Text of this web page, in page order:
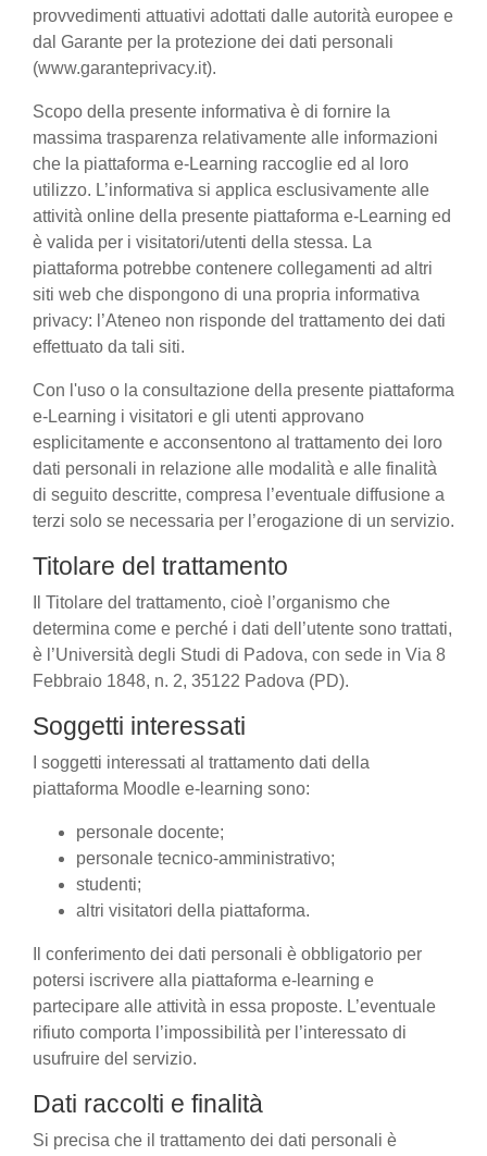
provvedimenti attuativi adottati dalle autorità europee e
dal Garante per la protezione dei dati personali
(www.garanteprivacy.it).
Scopo della presente informativa è di fornire la
massima trasparenza relativamente alle informazioni
che la piattaforma e-Learning raccoglie ed al loro
utilizzo. L’informativa si applica esclusivamente alle
attività online della presente piattaforma e-Learning ed
è valida per i visitatori/utenti della stessa. La
piattaforma potrebbe contenere collegamenti ad altri
siti web che dispongono di una propria informativa
privacy: l’Ateneo non risponde del trattamento dei dati
effettuato da tali siti.
Con l'uso o la consultazione della presente piattaforma
e-Learning i visitatori e gli utenti approvano
esplicitamente e acconsentono al trattamento dei loro
dati personali in relazione alle modalità e alle finalità
di seguito descritte, compresa l’eventuale diffusione a
terzi solo se necessaria per l’erogazione di un servizio.
Titolare del trattamento
Il Titolare del trattamento, cioè l’organismo che
determina come e perché i dati dell’utente sono trattati,
è l’Università degli Studi di Padova, con sede in Via 8
Febbraio 1848, n. 2, 35122 Padova (PD).
Soggetti interessati
I soggetti interessati al trattamento dati della
piattaforma Moodle e-learning sono:
personale docente;
personale tecnico-amministrativo;
studenti;
altri visitatori della piattaforma.
Il conferimento dei dati personali è obbligatorio per
potersi iscrivere alla piattaforma e-learning e
partecipare alle attività in essa proposte. L’eventuale
rifiuto comporta l’impossibilità per l’interessato di
usufruire del servizio.
Dati raccolti e finalità
Si precisa che il trattamento dei dati personali è